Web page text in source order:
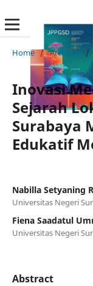
Home / Archives /
Inovasi
Sejarah
Surabaya
Edukatif
Nabilla Setyaning
Universitas Negeri
Fiena Saadatul
Universitas Negeri
Abstract